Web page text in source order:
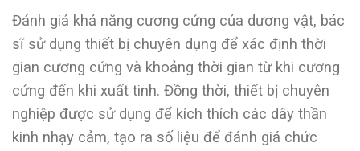
Đánh giá khả năng cương cứng của dương vật, bác
sĩ sử dụng thiết bị chuyên dụng để xác định thời
gian cương cứng và khoảng thời gian từ khi cương
cứng đến khi xuất tinh. Đồng thời, thiết bị chuyên
nghiệp được sử dụng để kích thích các dây thần
kinh nhạy cảm, tạo ra số liệu để đánh giá chức